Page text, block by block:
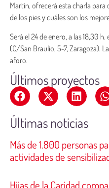
Martín, ofrecerá esta charla
de los pies y cuáles son los
Será el 24 de enero, a las 18,30
(C/San Braulio, 5-7, Zaragoza).
aforo.
Últimos proyectos
Últimas noticias
Más de 1.800 personas
actividades de
Hijas de la Caridad